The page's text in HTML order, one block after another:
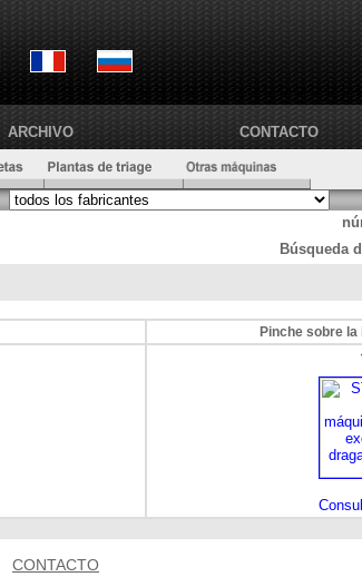
ARCHIVO CONTACTO
Búsqueda
Pinche sobre
CONTACTO